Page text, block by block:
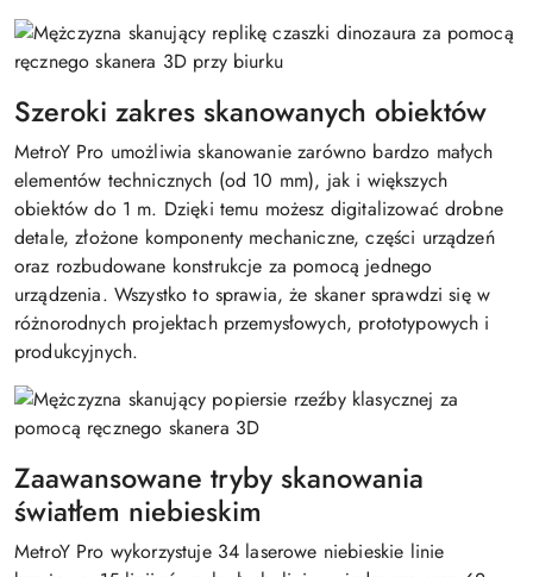
Szeroki zakres skanowanych obiektów
MetroY Pro umożliwia skanowanie zarówno bardzo małych
elementów technicznych (od 10 mm), jak i większych
obiektów do 1 m. Dzięki temu możesz digitalizować drobne
detale, złożone komponenty mechaniczne, części urządzeń
oraz rozbudowane konstrukcje za pomocą jednego
urządzenia. Wszystko to sprawia, że skaner sprawdzi się w
różnorodnych projektach przemysłowych, prototypowych i
produkcyjnych.
Zaawansowane tryby skanowania
światłem niebieskim
MetroY Pro wykorzystuje 34 laserowe niebieskie linie